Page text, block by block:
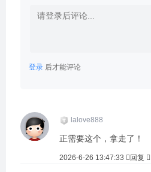
登录 后才能评论
lalove888
正需要这个，拿走了！
2026-6-26 13:47:33 回复